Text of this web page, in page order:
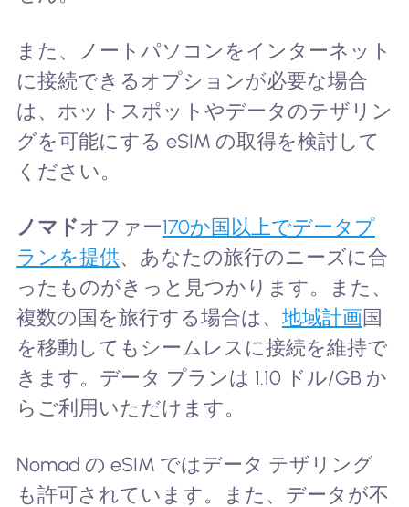
また、ノートパソコンをインターネット
に接続できるオプションが必要な場合
は、ホットスポットやデータのテザリン
グを可能にする eSIM の取得を検討して
ください。
ノマドオファー170か国以上でデータプ
ランを提供、あなたの旅行のニーズに合
ったものがきっと見つかります。また、
複数の国を旅行する場合は、 地域計画 国
を移動してもシームレスに接続を維持で
きます。データ プランは 1.10 ドル/GB か
らご利用いただけます。
Nomad の eSIM ではデータ テザリング
も許可されています。また、データが不